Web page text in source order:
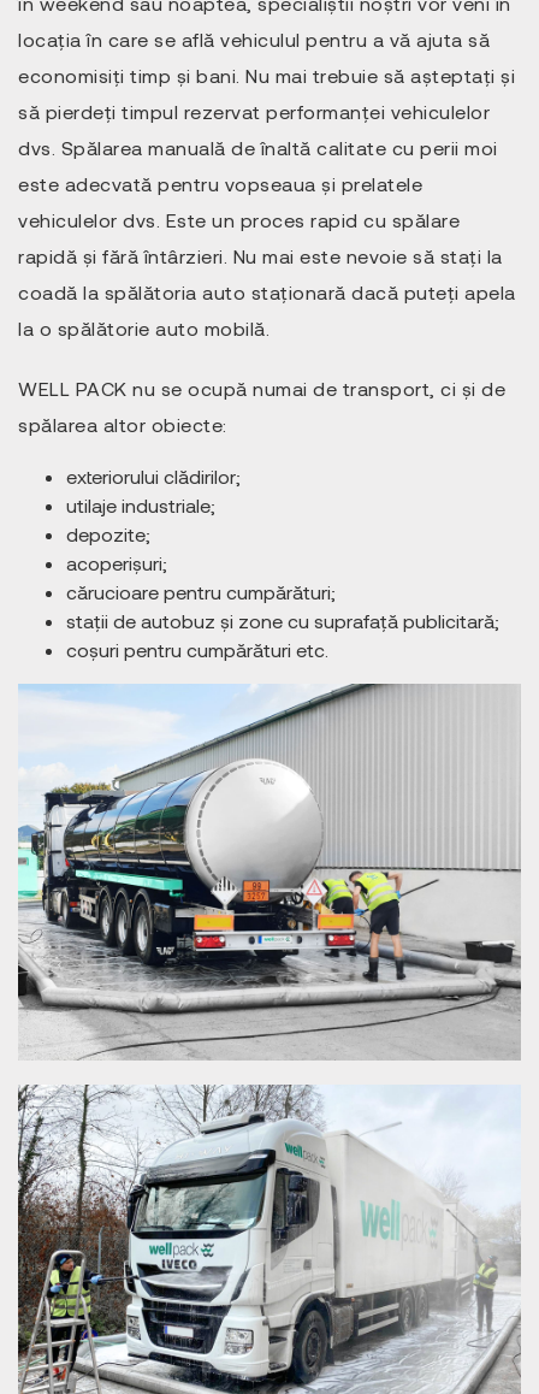
locația în care se află vehiculul pentru a vă ajuta să
economisiți timp și bani. Nu mai trebuie să așteptați și
să pierdeți timpul rezervat performanței vehiculelor
dvs. Spălarea manuală de înaltă calitate cu perii moi
este adecvată pentru vopseaua și prelatele
vehiculelor dvs. Este un proces rapid cu spălare
rapidă şi fără întârzieri. Nu mai este nevoie să stați la
coadă la spălătoria auto staționară dacă puteți apela
la o spălătorie auto mobilă.
WELL PACK nu se ocupă numai de transport, ci și de
spălarea altor obiecte:
exteriorului clădirilor;
utilaje industriale;
depozite;
acoperișuri;
cărucioare pentru cumpărături;
stații de autobuz și zone cu suprafață publicitară;
coșuri pentru cumpărături etc.